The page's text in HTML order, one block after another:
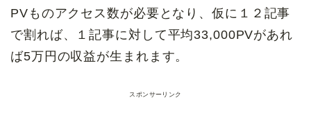
PVものアクセス数が必要となり、仮に１２記事
で割れば、１記事に対して平均33,000PVがあれ
ば5万円の収益が生まれます。
スポンサーリンク